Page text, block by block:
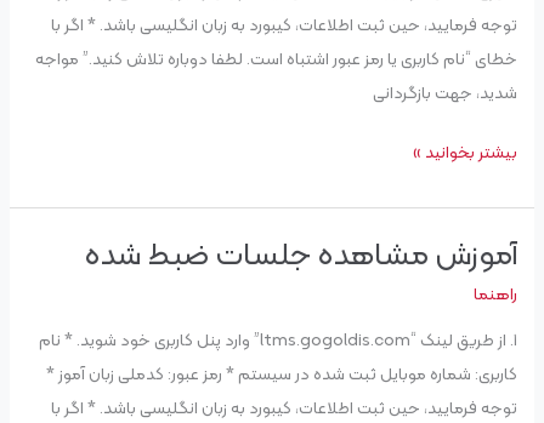
توجه فرمایید، حین ثبت اطلاعات، کیبورد به زبان انگلیسی باشد. * اگر با
خطای “نام کاربری یا رمز عبور اشتباه است. لطفا دوباره تلاش کنید.” مواجه
شدید، جهت بازگردانی
بیشتر بخوانید »
آموزش مشاهده جلسات ضبط شده
راهنما
۱. از طریق لینک “ltms.gogoldis.com” وارد پنل کاربری خود شوید. * نام
کاربری: شماره موبایل ثبت شده در سیستم * رمز عبور: کدملی زبان آموز *
توجه فرمایید، حین ثبت اطلاعات، کیبورد به زبان انگلیسی باشد. * اگر با
آموزش
مشاهده
ضبط
شده